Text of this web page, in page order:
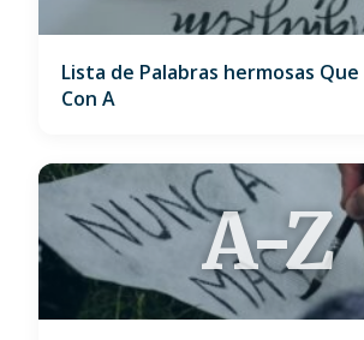
Lista de Palabras hermosas Que
Con A
A-Z